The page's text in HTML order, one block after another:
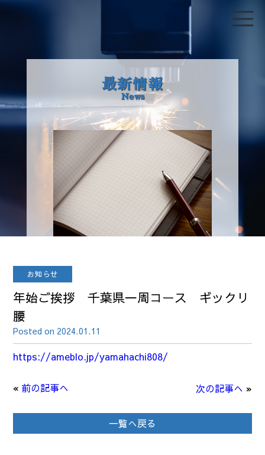
最新情報
News
お知らせ
年始ご挨拶 千葉県一周コース ギックリ
腰
Posted on 2024.01.11
https://ameblo.jp/yamahachi808/
« 前の記事へ 次の記事へ »
一覧へ戻る